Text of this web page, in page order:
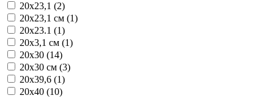
20x23,1 (2)
20x23,1 см (1)
20x23.1 (1)
20x3,1 см (1)
20x30 (14)
20x30 см (3)
20x39,6 (1)
20x40 (10)